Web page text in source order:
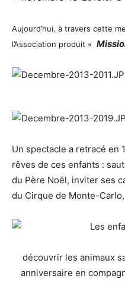
Aujourd’hui, à travers cette
l’Association produit «
Un spectacle a retracé en
rêves de ces enfants :
du Père Noël, inviter ses
du Cirque de Monte-Carlo,
découvrir les animaux
anniversaire en